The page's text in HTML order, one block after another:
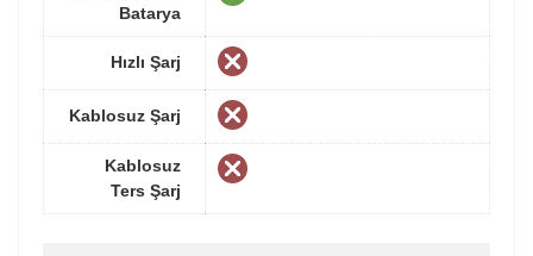
Batarya
Hızlı Şarj
Kablosuz Şarj
Kablosuz
Ters Şarj